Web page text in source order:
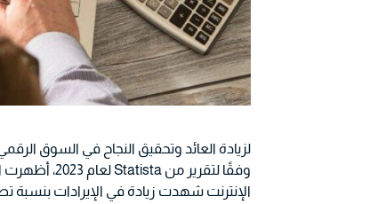
لزيادة العائد وتحقيق النجاح في السوق
وفقًا لتقرير منStatista